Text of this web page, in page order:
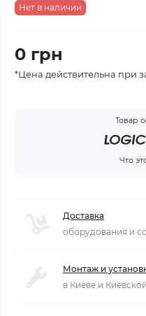
Нет в наличии
0 грн
*Цена действительна при
Товар
Что
Доставка
оборудования и
Монтаж и
в Киеве и